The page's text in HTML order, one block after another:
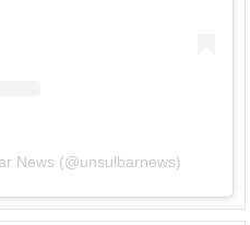
News (@unsulbarnews)